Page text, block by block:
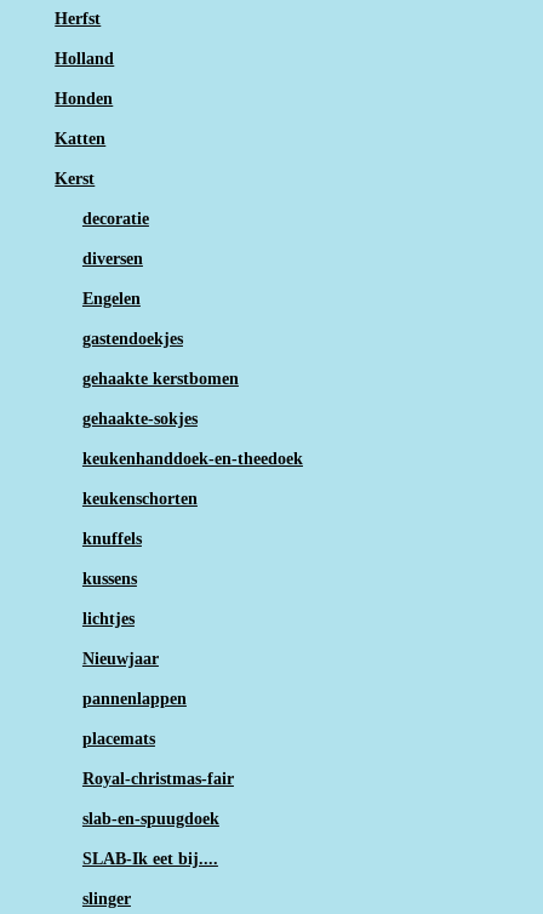
Herfst
Holland
Honden
Katten
Kerst
decoratie
diversen
Engelen
gastendoekjes
gehaakte kerstbomen
gehaakte-sokjes
keukenhanddoek-en-theedoek
keukenschorten
knuffels
kussens
lichtjes
Nieuwjaar
pannenlappen
placemats
Royal-christmas-fair
slab-en-spuugdoek
SLAB-Ik eet bij....
slinger